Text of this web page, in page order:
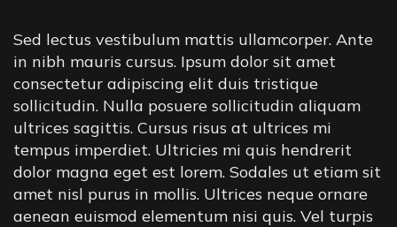
Sed lectus vestibulum mattis ullamcorper. Ante
in nibh mauris cursus. Ipsum dolor sit amet
consectetur adipiscing elit duis tristique
sollicitudin. Nulla posuere sollicitudin aliquam
ultrices sagittis. Cursus risus at ultrices mi
tempus imperdiet. Ultricies mi quis hendrerit
dolor magna eget est lorem. Sodales ut etiam sit
amet nisl purus in mollis. Ultrices neque ornare
aenean euismod elementum nisi quis. Vel turpis